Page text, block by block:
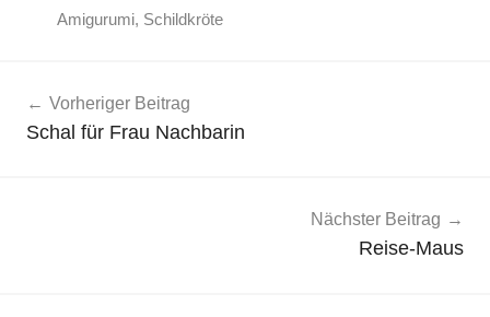
Amigurumi, Schildkröte
Vorheriger Beitrag
Schal für Frau Nachbarin
Nächster Beitrag
Reise-Maus